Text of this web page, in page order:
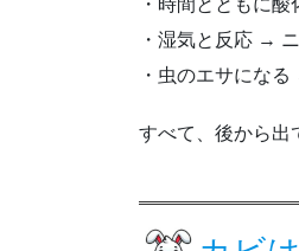
・時間とともに
・湿気と反応 →
・虫のエサにな
すべて、後から出